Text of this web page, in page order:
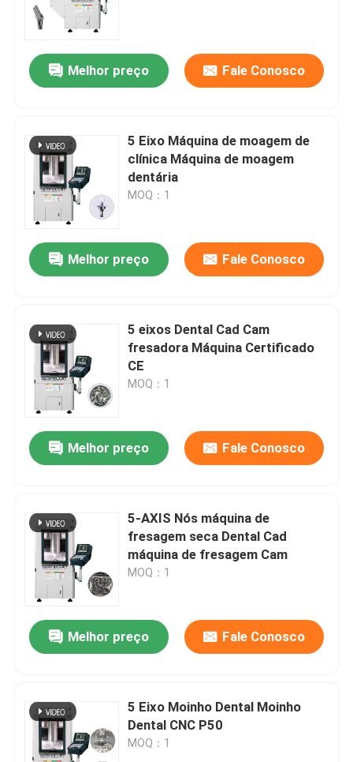
Produtos
Espetáculo VR
Sobre nós
Controle de qualidade
Contacte-nos
Notícias
Casos
Blog
Melhor preço Fale Conosco
5 Eixo Máquina de moagem de
clínica Máquina de moagem
dentária
MOQ：1
Melhor preço Fale Conosco
5 eixos Dental Cad Cam
fresadora Máquina Certificado
CE
MOQ：1
Melhor preço Fale Conosco
5-AXIS Nós máquina de
fresagem seca Dental Cad
máquina de fresagem Cam
MOQ：1
Melhor preço Fale Conosco
5 Eixo Moinho Dental Moinho
Dental CNC P50
MOQ：1